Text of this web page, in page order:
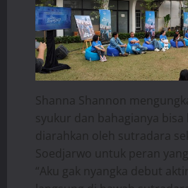
Shanna Shannon
syukur dan bahagianya bisa
diarahkan oleh sutradara
Soedjarwo untuk peran
“Aku gak nyangka debut